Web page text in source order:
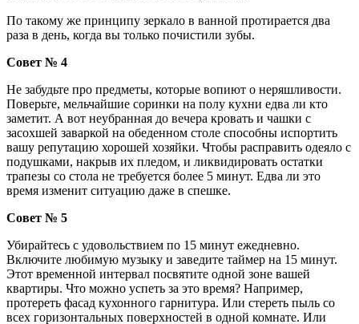
По такому же принципу зеркало в ванной протирается два
раза в день, когда вы только почистили зубы.
Совет № 4
Не забудьте про предметы, которые вопиют о неряшливости.
Поверьте, мельчайшие соринки на полу кухни едва ли кто
заметит. А вот неубранная до вечера кровать и чашки с
засохшей заваркой на обеденном столе способны испортить
вашу репутацию хорошей хозяйки. Чтобы расправить одеяло с
подушками, накрыв их пледом, и ликвидировать остатки
трапезы со стола не требуется более 5 минут. Едва ли это
время изменит ситуацию даже в спешке.
Совет № 5
Убирайтесь с удовольствием по 15 минут ежедневно.
Включите любимую музыку и заведите таймер на 15 минут.
Этот временной интервал посвятите одной зоне вашей
квартиры. Что можно успеть за это время? Например,
протереть фасад кухонного гарнитура. Или стереть пыль со
всех горизонтальных поверхностей в одной комнате. Или